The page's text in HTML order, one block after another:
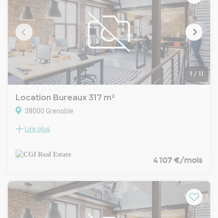
médicales, paramédicales ou encore libérales ! Accessible
facilement grâce aux lignes de tramway (A, et C) au pied de
l'immeuble, le site bénéficie d'un environnement riche en
commerces, services et restaurations.
Disponible également à la location. CGI REAL ESTATE
GRENOBLE - Immobilier d'entreprise
1 / 11
Location Bureaux 317 m²
38000 Grenoble
Nous vous proposons à la VENTE et à la LOCATION ce
Grenoble dans le secteur prisé d'Europole - Ce plateau avec
accès PMR est situé en R+3 avec ascenseur et offre un
L'immeuble bénéficie d'une excellente accessibilité, à deux
pas de la gare SNCF, du tramway (ligne B), et proche de
l'autoroute A480 - Le quartier d'affaire Europole est
Lire plus
4 107 €/mois